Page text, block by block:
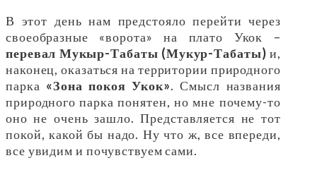
В этот день нам предстояло перейти через
своеобразные «ворота» на плато Укок –
перевал Мукыр-Табаты (Мукур-Табаты) и,
наконец, оказаться на территории природного
парка «Зона покоя Укок». Смысл названия
природного парка понятен, но мне почему-то
оно не очень зашло. Представляется не тот
покой, какой бы надо. Ну что ж, все впереди,
все увидим и почувствуем сами.